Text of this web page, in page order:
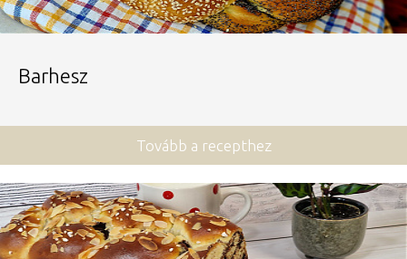
Barhesz
Tovább a recepthez